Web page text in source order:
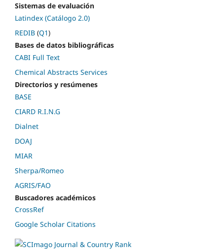
Sistemas de evaluación
Latindex (Catálogo 2.0)
REDIB (Q1)
Bases de datos bibliográficas
CABI Full Text
Chemical Abstracts Services
Directorios y resúmenes
BASE
CIARD R.I.N.G
Dialnet
DOAJ
MIAR
Sherpa/Romeo
AGRIS/FAO
Buscadores académicos
CrossRef
Google Scholar Citations